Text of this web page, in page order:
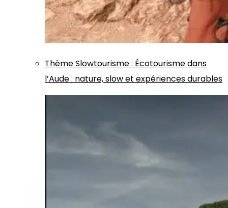
ThèmeSlowtourisme: Écotourisme dans
l’Aude : nature, slow et expériences durables